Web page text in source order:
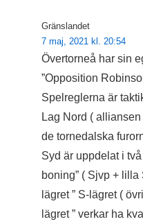
Gränslandet
7 maj, 2021 kl. 20:54
Övertorneå har sin
”Opposition
Spelreglerna är
Lag Nord (
de tornedalska
Syd är uppdelat i
boning” ( Sjvp + lilla
lägret ” S-lägret (
lägret ” verkar ha